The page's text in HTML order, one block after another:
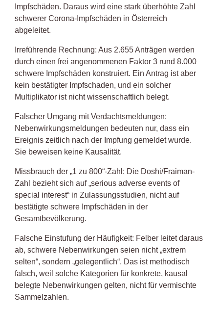
Impfschäden. Daraus wird eine stark überhöhte Zahl
schwerer Corona-Impfschäden in Österreich
abgeleitet.
Irreführende Rechnung: Aus 2.655 Anträgen werden
durch einen frei angenommenen Faktor 3 rund 8.000
schwere Impfschäden konstruiert. Ein Antrag ist aber
kein bestätigter Impfschaden, und ein solcher
Multiplikator ist nicht wissenschaftlich belegt.
Falscher Umgang mit Verdachtsmeldungen:
Nebenwirkungsmeldungen bedeuten nur, dass ein
Ereignis zeitlich nach der Impfung gemeldet wurde.
Sie beweisen keine Kausalität.
Missbrauch der „1 zu 800“-Zahl: Die Doshi/Fraiman-
Zahl bezieht sich auf „serious adverse events of
special interest“ in Zulassungsstudien, nicht auf
bestätigte schwere Impfschäden in der
Gesamtbevölkerung.
Falsche Einstufung der Häufigkeit: Felber leitet daraus
ab, schwere Nebenwirkungen seien nicht „extrem
selten“, sondern „gelegentlich“. Das ist methodisch
falsch, weil solche Kategorien für konkrete, kausal
belegte Nebenwirkungen gelten, nicht für vermischte
Sammelzahlen.